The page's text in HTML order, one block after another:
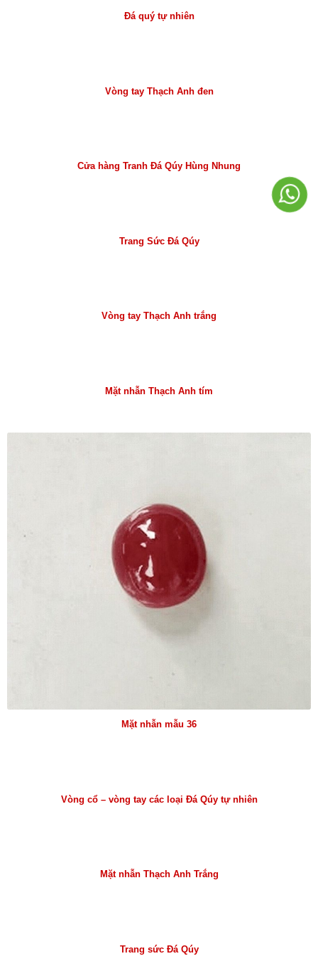
Đá quý tự nhiên
Vòng tay Thạch Anh đen
Cửa hàng Tranh Đá Qúy Hùng Nhung
Trang Sức Đá Qúy
Vòng tay Thạch Anh trắng
Mặt nhẫn Thạch Anh tím
Mặt nhẫn mẫu 36
Vòng cổ – vòng tay các loại Đá Qúy tự nhiên
Mặt nhẫn Thạch Anh Trắng
Trang sức Đá Qúy